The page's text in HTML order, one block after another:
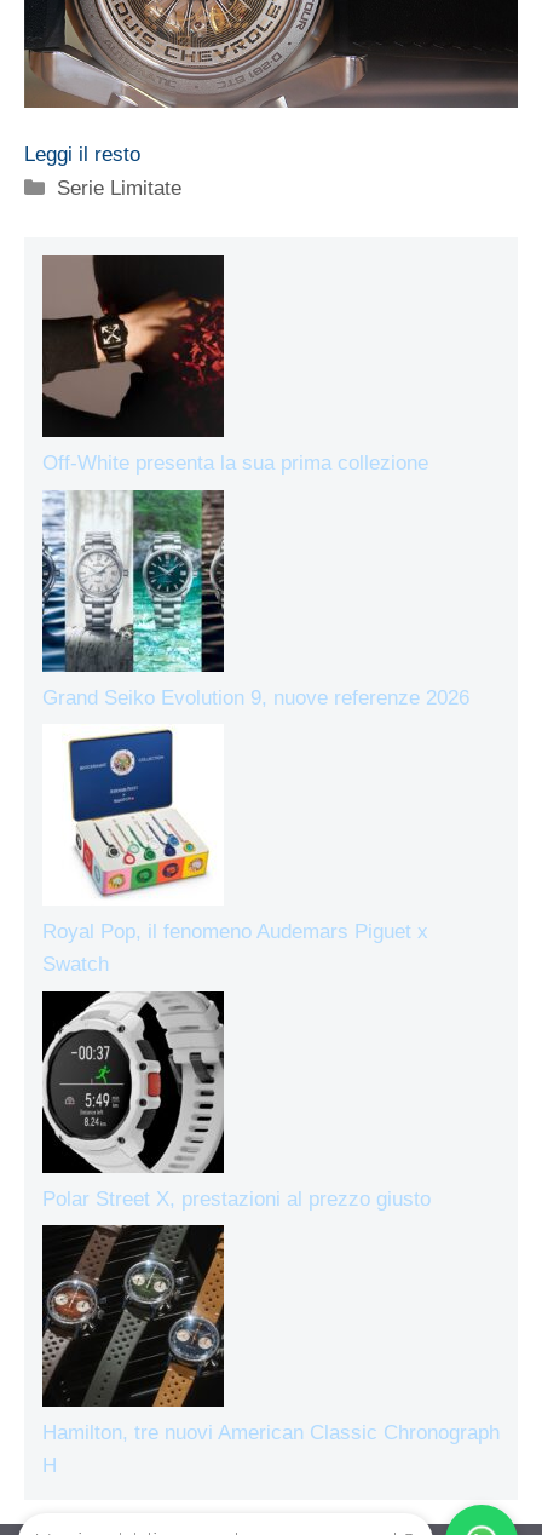
Leggi il resto
Categorie
Serie Limitate
Off-White presenta la sua prima collezione
Grand Seiko Evolution 9, nuove referenze 2026
Royal Pop, il fenomeno Audemars Piguet x
Swatch
Polar Street X, prestazioni al prezzo giusto
Hamilton, tre nuovi American Classic Chronograph
H